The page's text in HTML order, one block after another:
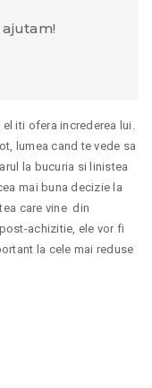
iti ofera increderea lui.
lumea cand te vede sa
la bucuria si linistea
mai buna decizie la
care vine din
achizitie, ele vor fi
la cele mai reduse